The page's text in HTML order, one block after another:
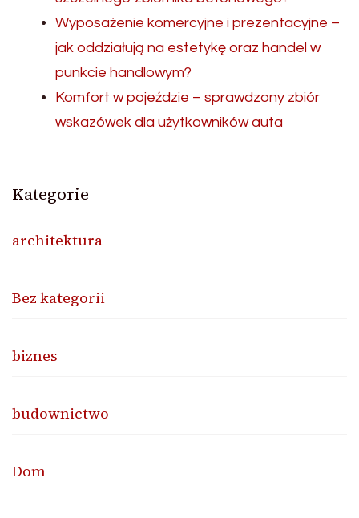
Wyposażenie komercyjne i prezentacyjne –
jak oddziałują na estetykę oraz handel w
punkcie handlowym?
Komfort w pojeździe – sprawdzony zbiór
wskazówek dla użytkowników auta
Kategorie
architektura
Bez kategorii
biznes
budownictwo
Dom